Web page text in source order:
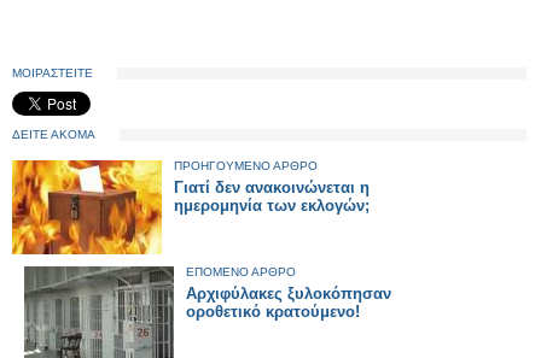
ΜΟΙΡΑΣΤΕΙΤΕ
ΔΕΙΤΕ ΑΚΟΜΑ
ΠΡΟΗΓΟΥΜΕΝΟ ΑΡΘΡΟ
Γιατί δεν ανακοινώνεται η
ημερομηνία των εκλογών;
ΕΠΟΜΕΝΟ ΑΡΘΡΟ
Αρχιφύλακες ξυλοκόπησαν
οροθετικό κρατούμενο!